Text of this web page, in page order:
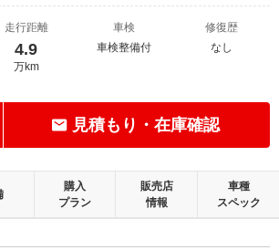
走行距離
4.9
万km
車検
車検整備付
修復歴
なし
見積もり・在庫確認
購入
プラン
販売店
情報
車種
スペック